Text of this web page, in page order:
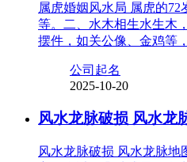
属虎婚姻风水局 属虎的
等。二、水木相生水生木
摆件，如关公像、金鸡等
公司起名
2025-10-20
风水龙脉破损 风水龙
风水龙脉破损 风水龙脉